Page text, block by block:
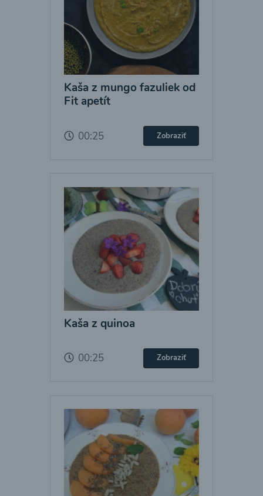
Kaša z mungo fazuliek od
Fit apetít
00:25 Zobraziť
Kaša z quinoa
00:25 Zobraziť